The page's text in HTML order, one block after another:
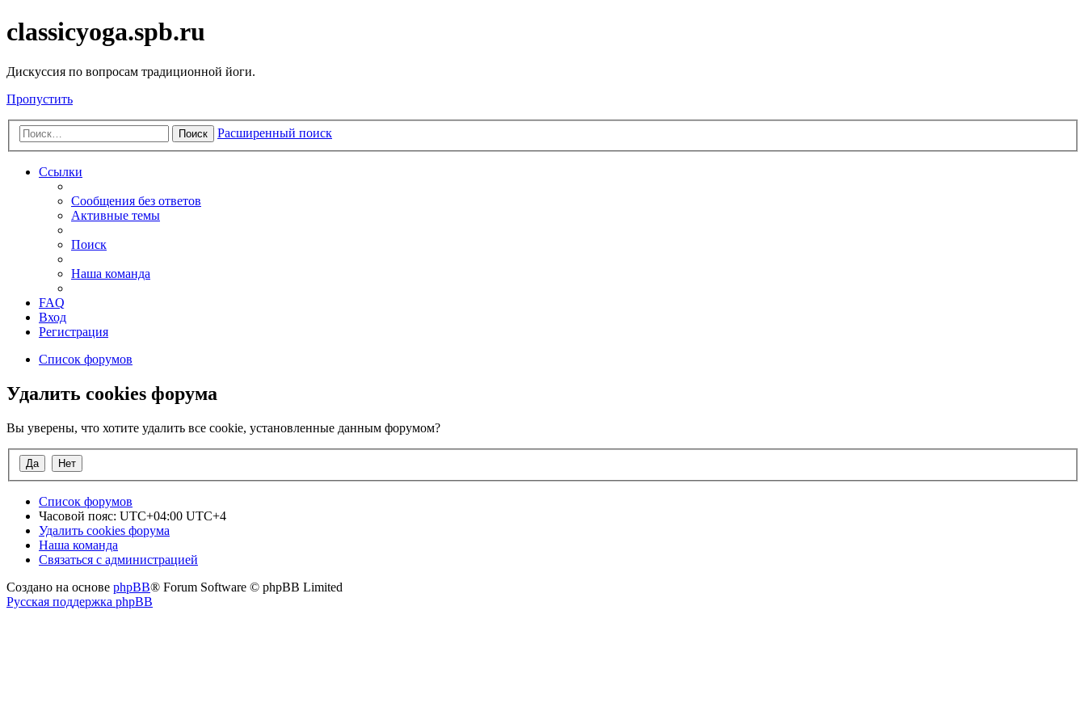
classicyoga.spb.ru
Дискуссия по вопросам традиционной йоги.
Пропустить
Поиск Расширенный поиск
Ссылки
Сообщения без ответов
Активные темы
Поиск
Наша команда
FAQ
Вход
Регистрация
Список форумов
Удалить cookies форума
Вы уверены, что хотите удалить все cookie, установленные данным форумом?
Список форумов
Часовой пояс: UTC+04:00 UTC+4
Удалить cookies форума
Наша команда
Связаться с администрацией
Создано на основе phpBB® Forum Software © phpBB Limited
Русская поддержка phpBB